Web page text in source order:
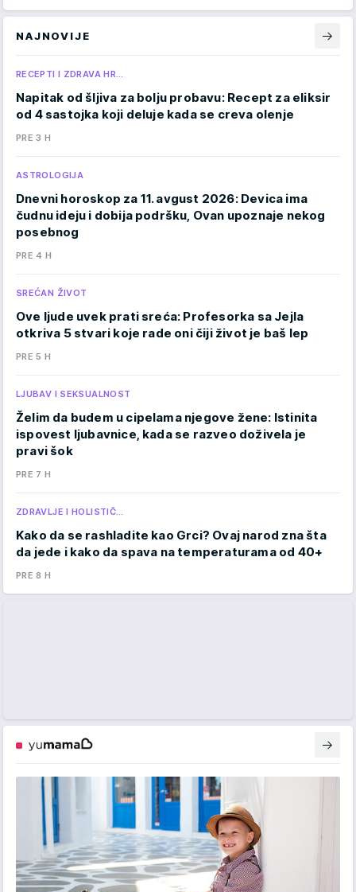
NAJNOVIJE
RECEPTI I ZDRAVA HR…
Napitak od šljiva za bolju probavu: Recept za eliksir
od 4 sastojka koji deluje kada se creva olenje
PRE 3 H
ASTROLOGIJA
Dnevni horoskop za 11. avgust 2026: Devica ima
čudnu ideju i dobija podršku, Ovan upoznaje nekog
posebnog
PRE 4 H
SREĆAN ŽIVOT
Ove ljude uvek prati sreća: Profesorka sa Jejla
otkriva 5 stvari koje rade oni čiji život je baš lep
PRE 5 H
LJUBAV I SEKSUALNOST
Želim da budem u cipelama njegove žene: Istinita
ispovest ljubavnice, kada se razveo doživela je
pravi šok
PRE 7 H
ZDRAVLJE I HOLISTIČ…
Kako da se rashladite kao Grci? Ovaj narod zna šta
da jede i kako da spava na temperaturama od 40+
PRE 8 H